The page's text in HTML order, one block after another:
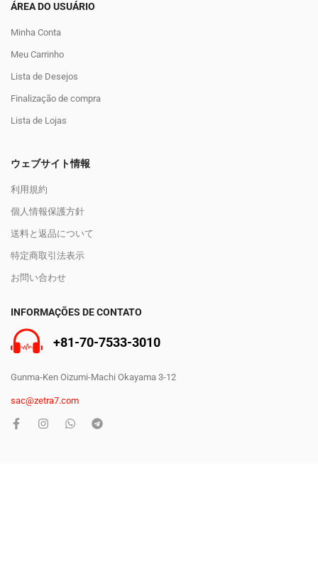
ÁREA DO USUÁRIO
Minha Conta
Meu Carrinho
Lista de Desejos
Finalização de compra
Lista de Lojas
ウェブサイト情報
利用規約
個人情報保護方針
送料と返品について
特定商取引法表示
お問い合わせ
INFORMAÇÕES DE CONTATO
+81-70-7533-3010
Gunma-Ken Oizumi-Machi Okayama 3-12
sac@zetra7.com